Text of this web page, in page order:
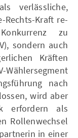
verlässliche,
Kraft re-
zu
sondern auch
Kräften
nach
wird aber
erfordern als
Rollenwechsel
in einer